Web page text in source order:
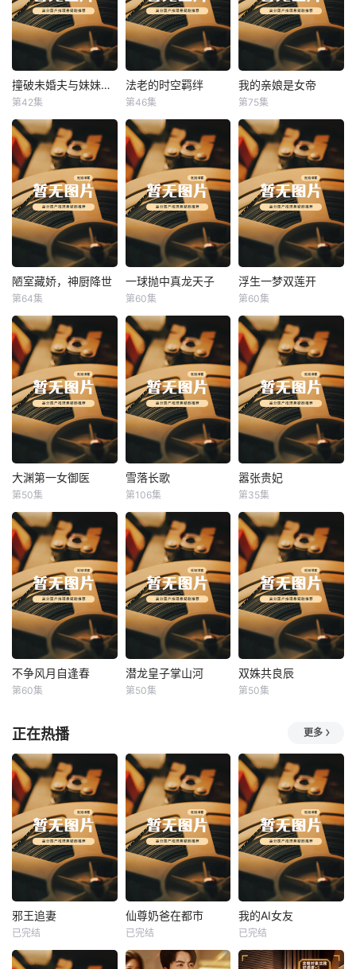
撞破未婚夫与妹妹打野战 撞破未婚夫与妹妹打野战
第42集
法老的时空羁绊
法老的时空羁绊
第46集
我的亲娘是女帝
我的亲娘是女帝
第75集
陋室藏娇，神厨降世
陋室藏娇，神厨降世
第64集
一球抛中真龙天子
一球抛中真龙天子
第60集
浮生一梦双莲开
浮生一梦双莲开
第60集
大渊第一女御医
大渊第一女御医
第50集
雪落长歌
雪落长歌
第106集
嚣张贵妃
嚣张贵妃
第35集
不争风月自逢春
不争风月自逢春
第60集
潜龙皇子掌山河
潜龙皇子掌山河
第50集
双姝共良辰
双姝共良辰
第50集
正在热播 更多
热播
邪王追妻
未知
邪王追妻
已完结
热播
未知
仙尊奶爸在都市
已完结
热播
我的AI女友
未知
我的AI女友
已完结